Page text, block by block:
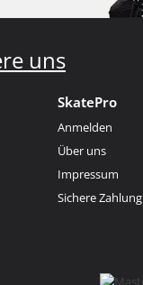
uns
SkatePro
Anmelden
Über uns
Impressum
Sichere Zahlung